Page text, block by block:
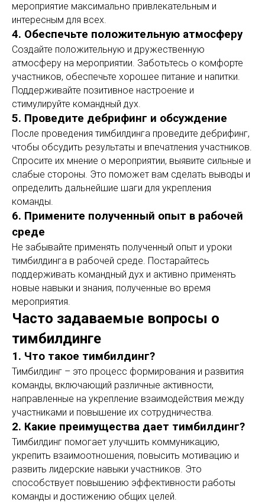
мероприятие максимально привлекательным и
интересным для всех.
4. Обеспечьте положительную атмосферу
Создайте положительную и дружественную
атмосферу на мероприятии. Заботьтесь о комфорте
участников, обеспечьте хорошее питание и напитки.
Поддерживайте позитивное настроение и
стимулируйте командный дух.
5. Проведите дебрифинг и обсуждение
После проведения тимбилдинга проведите дебрифинг,
чтобы обсудить результаты и впечатления участников.
Спросите их мнение о мероприятии, выявите сильные и
слабые стороны. Это поможет вам сделать выводы и
определить дальнейшие шаги для укрепления
команды.
6. Примените полученный опыт в рабочей
среде
Не забывайте применять полученный опыт и уроки
тимбилдинга в рабочей среде. Постарайтесь
поддерживать командный дух и активно применять
новые навыки и знания, полученные во время
мероприятия.
Часто задаваемые вопросы о
тимбилдинге
1. Что такое тимбилдинг?
Тимбилдинг – это процесс формирования и развития
команды, включающий различные активности,
направленные на укрепление взаимодействия между
участниками и повышение их сотрудничества.
2. Какие преимущества дает тимбилдинг?
Тимбилдинг помогает улучшить коммуникацию,
укрепить взаимоотношения, повысить мотивацию и
развить лидерские навыки участников. Это
способствует повышению эффективности работы
команды и достижению общих целей.